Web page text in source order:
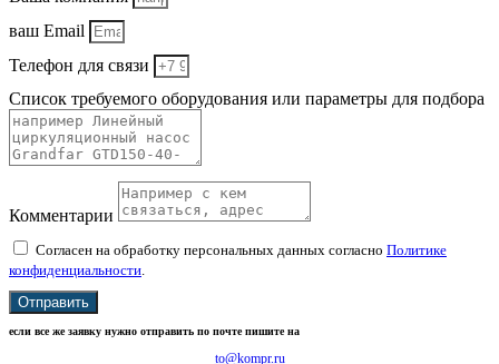
ваш Email
Телефон для связи
Список требуемого оборудования или параметры для подбора
Комментарии
Согласен на обработку персональных данных согласно Политике
конфиденциальности.
Отправить
если все же заявку нужно отправить по почте пишите на
to@kompr.ru